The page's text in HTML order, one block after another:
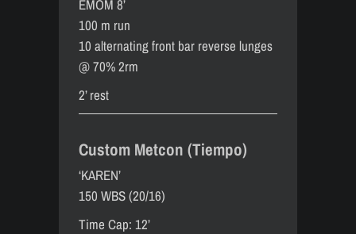
EMOM 8’
100 m run
10 alternating front bar reverse lunges
@ 70% 2rm
2’ rest
Custom Metcon (Tiempo)
‘KAREN’
150 WBS (20/16)
Time Cap: 12’